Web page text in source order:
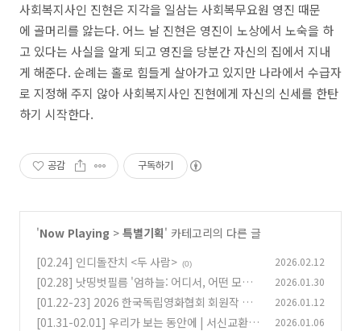
사회복지사인 진현은 지각을 일삼는 사회복무요원 영진 때문
에 골머리를 앓는다. 어느 날 진현은 영진이 노상에서 노숙을 하
고 있다는 사실을 알게 되고 영진을 당분간 자신의 집에서 지내
게 해준다. 순례는 홀로 힘들게 살아가고 있지만 나라에서 수급자
로 지정해 주지 않아 사회복지사인 진현에게 자신의 신세를 한탄
하기 시작한다.
공감 구독하기
'Now Playing > 특별기획' 카테고리의 다른 글
[02.24] 인디돌잔치 <두 사람> (0) 2026.02.12
[02.28] 낫띵벗필름 '엄하늘: 어디서, 어떤 모습
으로 만나게 될까?' (0)
2026.01.30
[01.22-23] 2026 한국독립영화협회 회원작 상
영회
(0)
2026.01.12
[01.31-02.01] 우리가 보는 동안에 | 서신교환 2026.01.06